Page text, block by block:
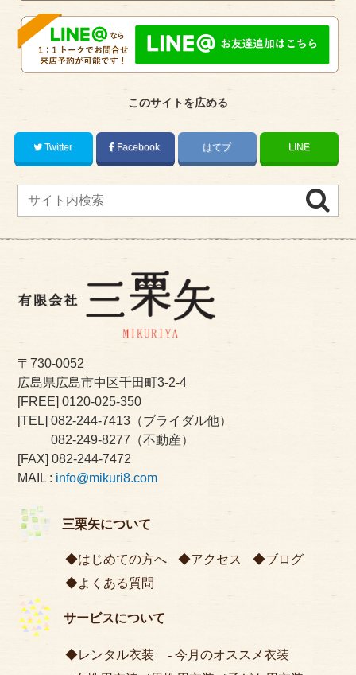
このサイトを広める
Twitter Facebook はてブ LINE
〒730-0052
広島県広島市中区千田町3-2-4
[FREE]0120-025-350
[TEL] 082-244-7413 （ブライダル他）
082-249-8277 （不動産）
[FAX] 082-244-7472
MAIL : info@mikuri8.com
三栗矢について
はじめての方へ アクセス
ブログ
よくある質問
サービスについて
レンタル衣装
今月のオススメ衣装